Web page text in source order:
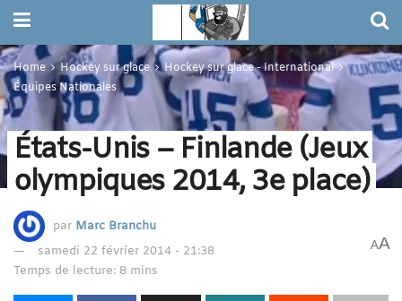
Home Hockey sur glace
Hockey sur glace - International
Équipes Nationales
États-Unis – Finlande (Jeux
olympiques 2014, 3e place)
par Marc Branchu
samedi 22 février 2014 - 21:38
Temps de lecture: 8 mins
AA